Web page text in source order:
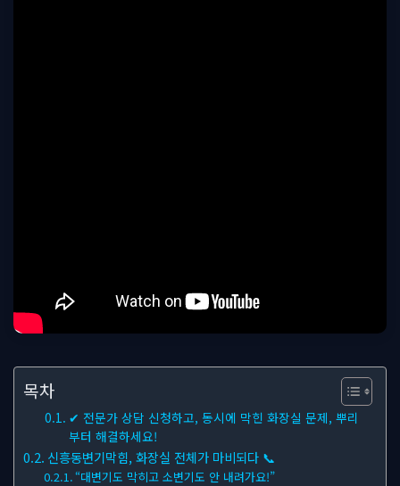
목차
✔ 전문가 상담 신청하고, 동시에 막힌 화장실 문제, 뿌리
부터 해결하세요!
신흥동변기막힘, 화장실 전체가 마비되다 📞
“대변기도 막히고 소변기도 안 내려가요!”